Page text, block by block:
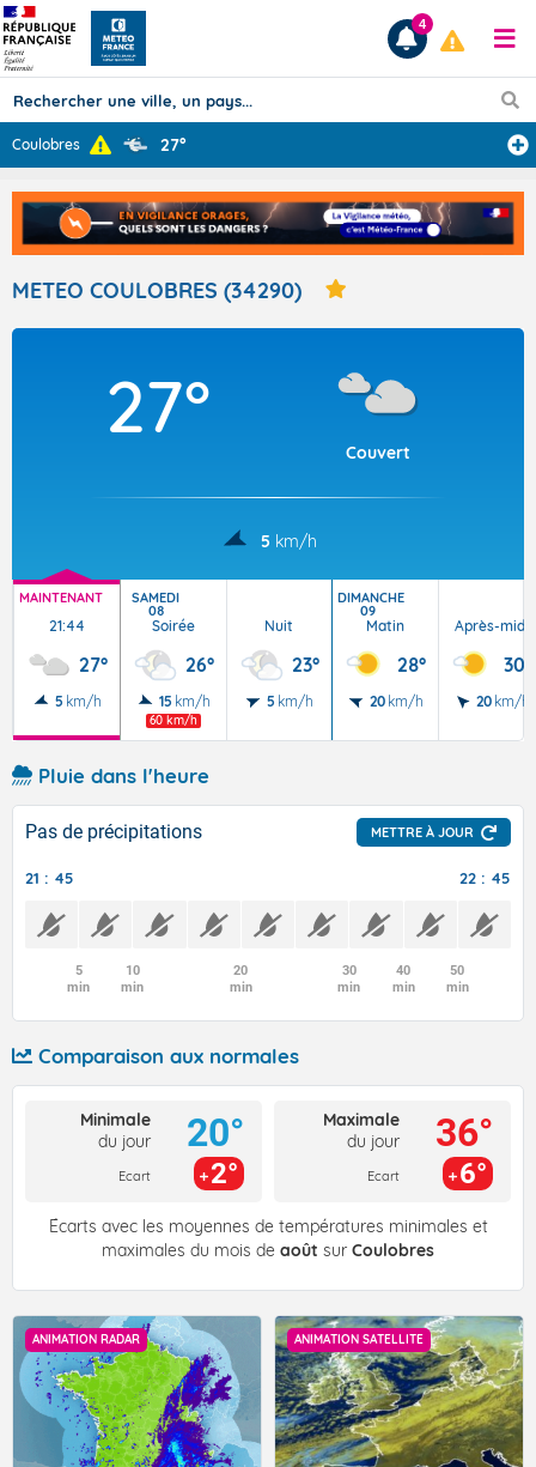
Prévisions
TOUS LES RÉSULTATS
Articles
4
Coulobres 27°
METEO COULOBRES (34290)
27°
Couvert
5 km/h
MAINTENANT
21:44
27°
5 km/h
SAMEDI
08
Soirée
26°
15 km/h
60 km/h
Nuit
23°
5 km/h
DIMANCHE
09
Matin
28°
20 km/h
Après-midi
30°
20 km/h
Pluie dans l'heure
Pas de précipitations METTRE À JOUR
21 : 45 22 : 45
5
min
10
min
20
min
30
min
40
min
50
min
Comparaison aux normales
Minimale
du jour
Ecart
20°
2°
Maximale
du jour
Ecart
36°
6°
Écarts avec les moyennes de températures minimales et
maximales du mois de août sur Coulobres
ANIMATION RADAR ANIMATION SATELLITE